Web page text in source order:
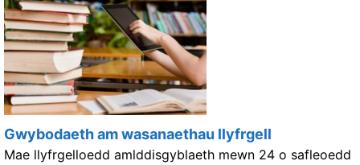
Gwybodaeth am wasanaethau llyfrgell
Mae llyfrgelloedd amlddisgyblaeth mewn 24 o safleoedd